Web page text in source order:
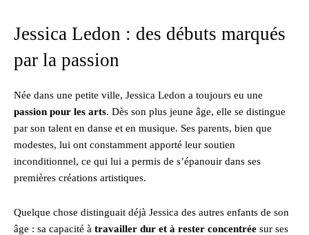
Jessica Ledon : des débuts marqués
par la passion
Née dans une petite ville, Jessica Ledon a toujours eu une
passion pour les arts. Dès son plus jeune âge, elle se distingue
par son talent en danse et en musique. Ses parents, bien que
modestes, lui ont constamment apporté leur soutien
inconditionnel, ce qui lui a permis de s’épanouir dans ses
premières créations artistiques.
Quelque chose distinguait déjà Jessica des autres enfants de son
âge : sa capacité à travailler dur et à rester concentrée sur ses